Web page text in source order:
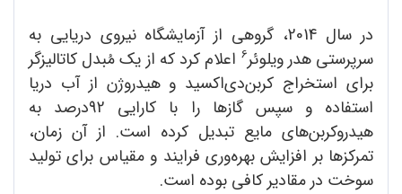
در سال 2014، گروهی از آزمایشگاه نیروی دریایی به
سرپرستی هدر ویلوئر6اعلام کرد که از یک مُبدل کاتالیزگر
برای استخراج کربن‌دی‌اکسید و هیدروژن از آب دریا
استفاده و سپس گازها را با کارایی 92درصد به
هیدروکربن‌های مایع تبدیل کرده است. از آن زمان،
تمرکزها بر افزایش بهره‌وری فرایند و مقیاس برای تولید
سوخت در مقادیر کافی بوده است.